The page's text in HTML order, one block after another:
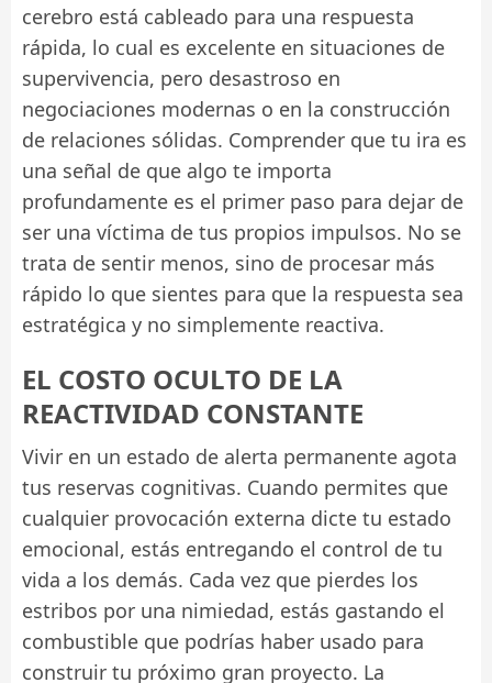
cerebro está cableado para una respuesta
rápida, lo cual es excelente en situaciones de
supervivencia, pero desastroso en
negociaciones modernas o en la construcción
de relaciones sólidas. Comprender que tu ira es
una señal de que algo te importa
profundamente es el primer paso para dejar de
ser una víctima de tus propios impulsos. No se
trata de sentir menos, sino de procesar más
rápido lo que sientes para que la respuesta sea
estratégica y no simplemente reactiva.
EL COSTO OCULTO DE LA
REACTIVIDAD CONSTANTE
Vivir en un estado de alerta permanente agota
tus reservas cognitivas. Cuando permites que
cualquier provocación externa dicte tu estado
emocional, estás entregando el control de tu
vida a los demás. Cada vez que pierdes los
estribos por una nimiedad, estás gastando el
combustible que podrías haber usado para
construir tu próximo gran proyecto. La